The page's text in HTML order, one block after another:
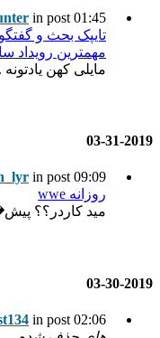
specialist134quoted
specialist134 quoted
amin_lyrquoted